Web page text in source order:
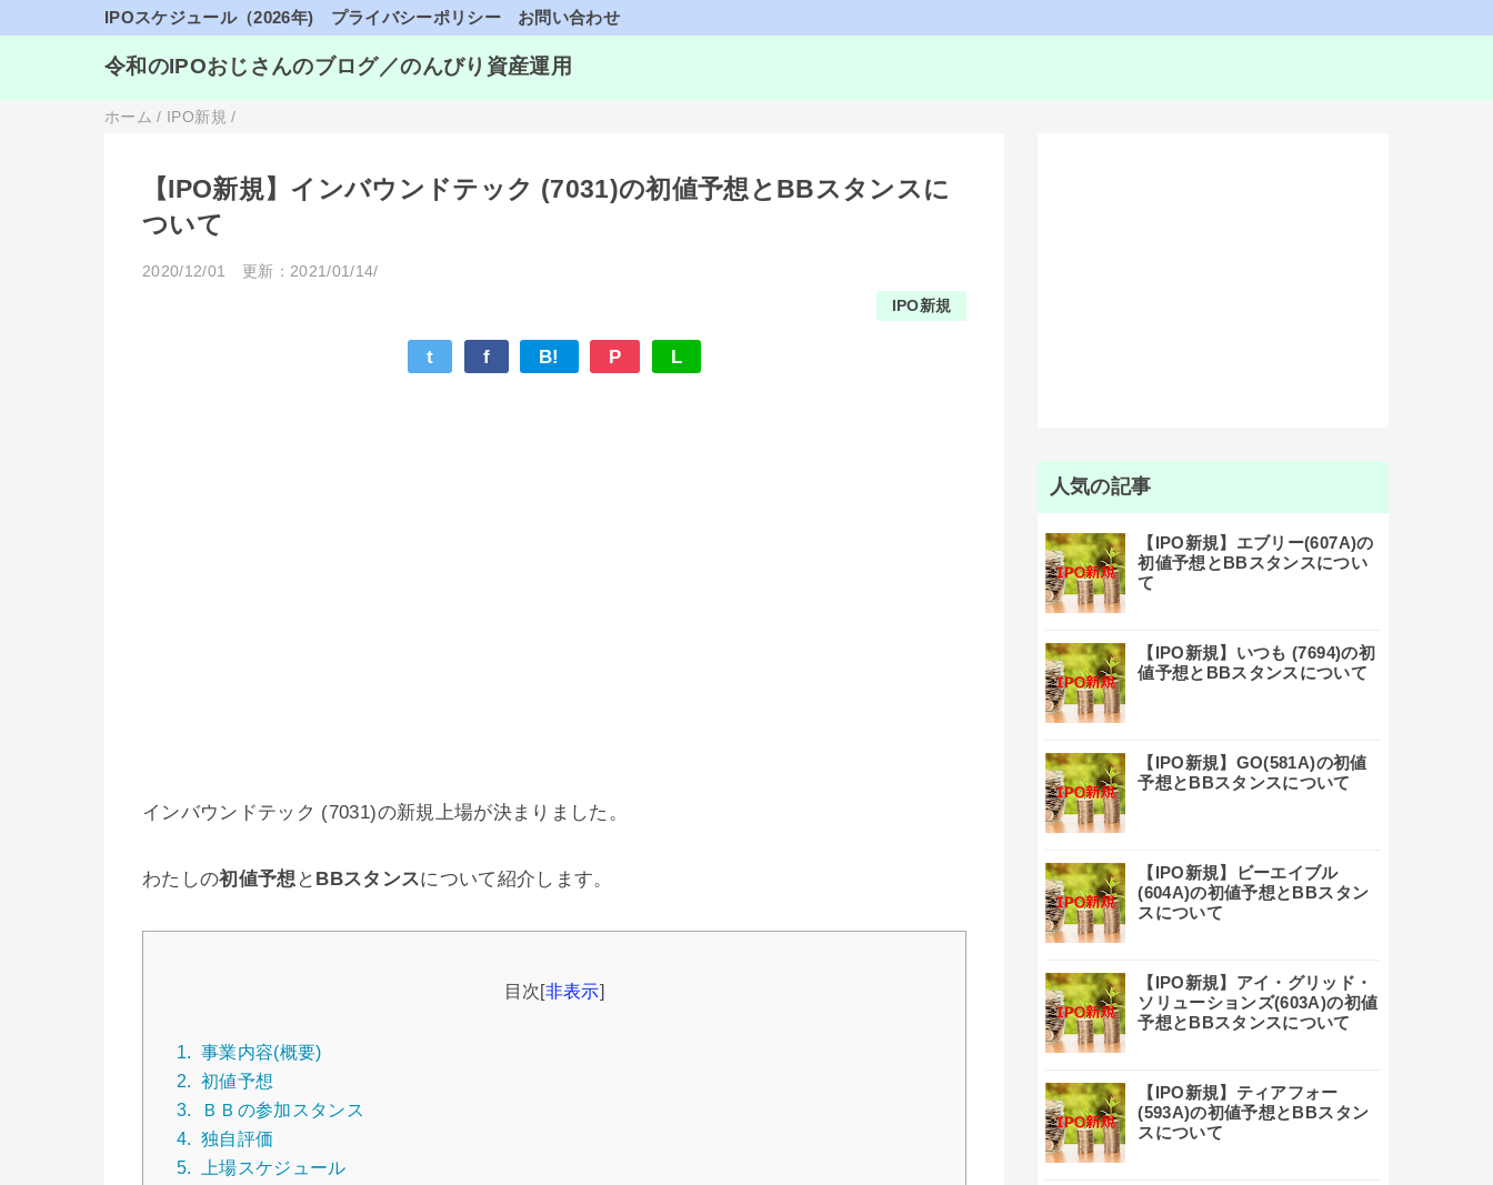
IPOスケジュール（2026年) プライバシーポリシー お問い合わせ
令和のIPOおじさんのブログ／のんびり資産運用
ホーム / IPO新規 /
【IPO新規】インバウンドテック (7031)の初値予想とBBスタンスに
ついて
2020/12/01 更新：2021/01/14/
IPO新規
t f B! P L
インバウンドテック (7031)の新規上場が決まりました。
わたしの初値予想 と BBスタンスについて紹介します。
目次[非表示]
1. 事業内容(概要)
2. 初値予想
3.
ＢＢの参加スタンス
4. 独自評価
5.
上場スケジュール
人気の記事
【IPO新規】エブリー(607A)の
初値予想とBBスタンスについ
て
【IPO新規】いつも (7694)の初
値予想とBBスタンスについて
【IPO新規】GO(581A)の初値
予想とBBスタンスについて
【IPO新規】ビーエイブル
(604A)の初値予想とBBスタン
スについて
【IPO新規】アイ・グリッド・
ソリューションズ(603A)の初値
予想とBBスタンスについて
【IPO新規】ティアフォー
(593A)の初値予想とBBスタン
スについて